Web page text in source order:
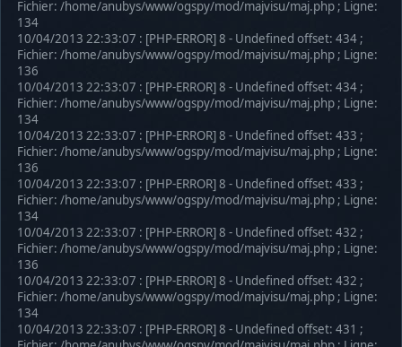
Fichier: /home/anubys/www/ogspy/mod/majvisu/maj.php ; Ligne:
134
10/04/2013 22:33:07 : [PHP-ERROR] 8 - Undefined offset: 434 ;
Fichier: /home/anubys/www/ogspy/mod/majvisu/maj.php ; Ligne:
136
10/04/2013 22:33:07 : [PHP-ERROR] 8 - Undefined offset: 434 ;
Fichier: /home/anubys/www/ogspy/mod/majvisu/maj.php ; Ligne:
134
10/04/2013 22:33:07 : [PHP-ERROR] 8 - Undefined offset: 433 ;
Fichier: /home/anubys/www/ogspy/mod/majvisu/maj.php ; Ligne:
136
10/04/2013 22:33:07 : [PHP-ERROR] 8 - Undefined offset: 433 ;
Fichier: /home/anubys/www/ogspy/mod/majvisu/maj.php ; Ligne:
134
10/04/2013 22:33:07 : [PHP-ERROR] 8 - Undefined offset: 432 ;
Fichier: /home/anubys/www/ogspy/mod/majvisu/maj.php ; Ligne:
136
10/04/2013 22:33:07 : [PHP-ERROR] 8 - Undefined offset: 432 ;
Fichier: /home/anubys/www/ogspy/mod/majvisu/maj.php ; Ligne:
134
10/04/2013 22:33:07 : [PHP-ERROR] 8 - Undefined offset: 431 ;